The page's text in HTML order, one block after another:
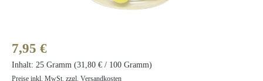
Regulärer Preis:
7,95 €
Inhalt: 25 Gramm (31,80 € / 100 Gramm)
Preise inkl. MwSt. zzgl. Versandkosten